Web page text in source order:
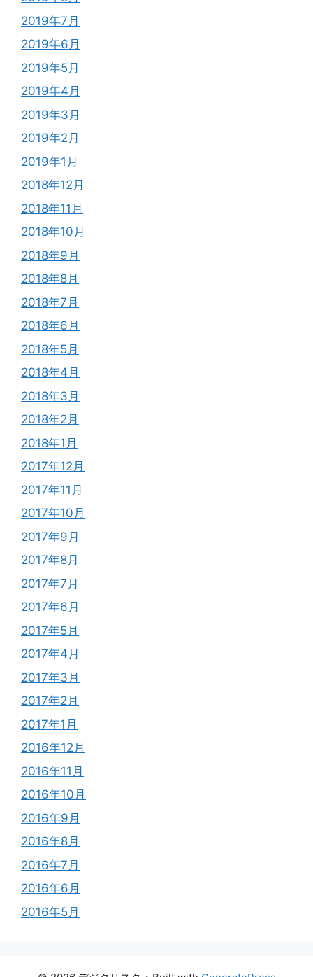
2019年7月
2019年6月
2019年5月
2019年4月
2019年3月
2019年2月
2019年1月
2018年12月
2018年11月
2018年10月
2018年9月
2018年8月
2018年7月
2018年6月
2018年5月
2018年4月
2018年3月
2018年2月
2018年1月
2017年12月
2017年11月
2017年10月
2017年9月
2017年8月
2017年7月
2017年6月
2017年5月
2017年4月
2017年3月
2017年2月
2017年1月
2016年12月
2016年11月
2016年10月
2016年9月
2016年8月
2016年7月
2016年6月
2016年5月